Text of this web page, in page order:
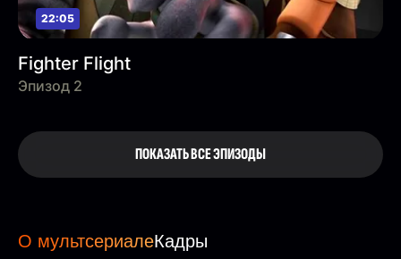
22:05
Fighter Flight
Эпизод 2
ПОКАЗАТЬ ВСЕ ЭПИЗОДЫ
О мультсериалеКадры